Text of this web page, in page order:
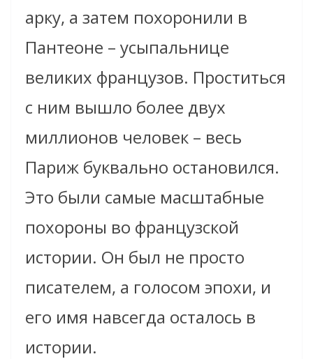
арку, а затем похоронили в
Пантеоне – усыпальнице
великих французов. Проститься
с ним вышло более двух
миллионов человек – весь
Париж буквально остановился.
Это были самые масштабные
похороны во французской
истории. Он был не просто
писателем, а голосом эпохи, и
его имя навсегда осталось в
истории.